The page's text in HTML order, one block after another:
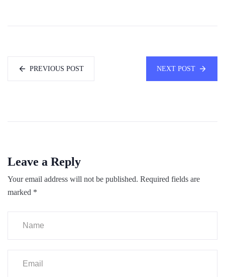
PREVIOUS POST NEXT POST
Leave a Reply
Your email address will not be published. Required fields are
marked *